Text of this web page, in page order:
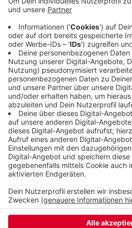
die Tests noch ausstehen
noch fehlen. Die betroffenen
Wuppertaler sind in
einige Menschen, die
Infizierten hatten oder aus
eingereist sind.
Veröffentlicht:Mittwoch,
Anzeige
Anzeige